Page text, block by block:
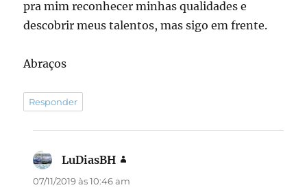
pra mim reconhecer minhas qualidades e
descobrir meus talentos, mas sigo em frente.
Abraços
Responder
LuDiasBH
07/11/2019 às 10:46 am